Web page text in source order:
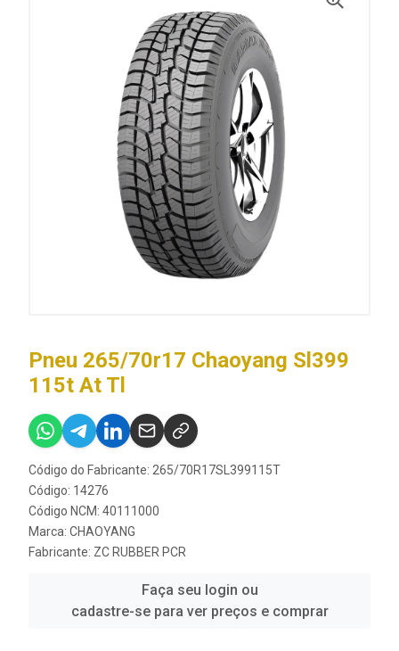
Pneu 265/70r17 Chaoyang Sl399
115t At Tl
Código do Fabricante: 265/70R17SL399115T
Código: 14276
Código NCM: 40111000
Marca: CHAOYANG
Fabricante: ZC RUBBER PCR
Faça seu login ou
cadastre-se para ver preços e comprar